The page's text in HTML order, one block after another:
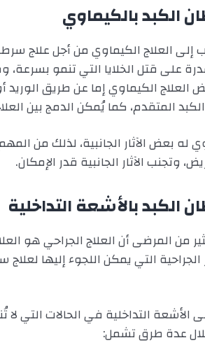
الكبد بالكيماوي
إلى العلاج الكيماوي من أجل علاج
على قتل الخلايا التي تنمو
العلاج الكيماوي إما عن طريق
المتقدم، كما يُمكن الدمج بين
له بعض الآثار الجانبية، لذلك من
وتجنب الآثار الجانبية قدر الإمكان.
الكبد بالأشعة التداخلية
من المرضى أن العلاج الجراحي هو
التي يمكن اللجوء إليها
الأشعة التداخلية في الحالات التي
عدة طرق تشمل: